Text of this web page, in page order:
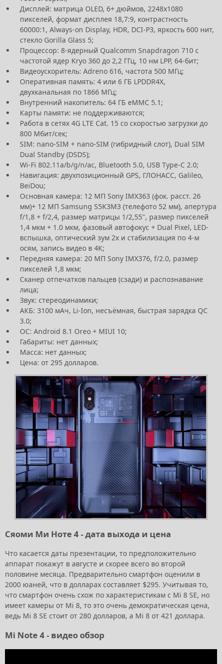
Дисплей: матрица OLED, 6+ дюймов, 2248x1080
пикселей, формат дисплея 18,7:9, контрастность
60000:1, Always-on Display, HDR, DCI-P3, яркость 600 нит,
стекло Gorilla Glass 5;
Процессор: 8-ядерный Qualcomm Snapdragon 710 с
частотой ядер Kryo 360 до 2,2 ГГц, 10 нм LPP, 64-бит;
Видеоускоритель: Adreno 616, частота 500 МГц;
Оперативная память: 4 или 6 ГБ LPDDR4X,
двухканальная по 1866 МГц;
Внутренний накопитель: 64 ГБ eMMC 5.1;
Карты памяти: не поддерживаются;
Работа в сетях 4G LTE Cat. 15 со скоростью загрузки до
800 Мбит/сек;
SIM: nano-SIM + nano-SIM (гибридный слот), Dual SIM
Dual Standby (DSDS);
Wi-Fi 802.11a/b/g/n/ac, Bluetooth 5.0, USB Type-C 2.0;
Навигация: двухпозиционный GPS, ГЛОНАСС, Galileo,
BeiDou;
Основная камера: 12 МП Sony IMX363 (фок. расст. 26
мм)+ 12 МП Samsung S5K3M3 (телефото 52 мм), апертура
f/1,8 + f/2,4, размер матрицы 1/2,55", размер пикселей
1,4 мкм + 1.0 мкм, фазовый автофокус + Dual Pixel, LED-
вспышка, оптический зум 2х и стабилизация по 4-м
осям, запись видео в 4К;
Передняя камера: 20 МП Sony IMX376, f/2.0, размер
пикселей 1,8 мкм;
Сканер отпечатков пальцев (сзади) и распознавание
лица;
Звук: стереодинамики;
АКБ: 3100 мАч, Li-Ion, несъёмная, быстрая зарядка QC
3.0;
ОС: Android 8.1 Oreo + MIUI 10;
Габариты: нет данных;
Масса: нет данных;
Цена: от 295 долларов.
Сяоми Ми Ноте 4 - дата выхода и цена
Что касается даты презентации, то предположительно
аппарат покажут в августе и скорее всего во второй
половине месяца. Предварительно смартфон оценили в
2000 юаней, что в долларах составляет $295. Учитывая то,
что смартфон очень схож по характеристикам с Mi 8 SE, но
имеет камеры от Mi 8, то это очень демократическая цена,
ведь Mi 8 SE стоит от 280 долларов, а Mi 8 от 421 доллара.
Mi Note 4 - видео обзор